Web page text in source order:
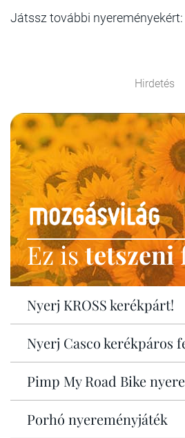
Játssz további nyereményekért:
Hirdetés
Ez istetszeni
Nyerj KROSS kerékpárt!
Nyerj Casco kerékpáros
Pimp My Road Bike
Porhó nyereményjáték